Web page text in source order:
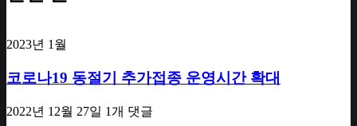
2023년 1월
코로나19 동절기 추가접종 운영시간 확대
2022년 12월 27일 1개 댓글